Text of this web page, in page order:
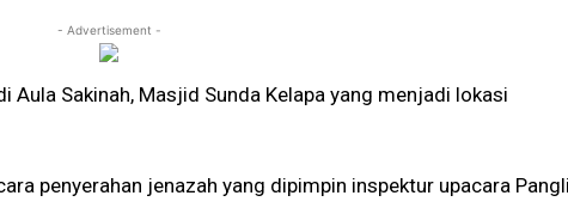
- Advertisement -
Sakinah, Masjid Sunda Kelapa yang menjadi lokasi
penyerahan jenazah yang dipimpin inspektur upacara